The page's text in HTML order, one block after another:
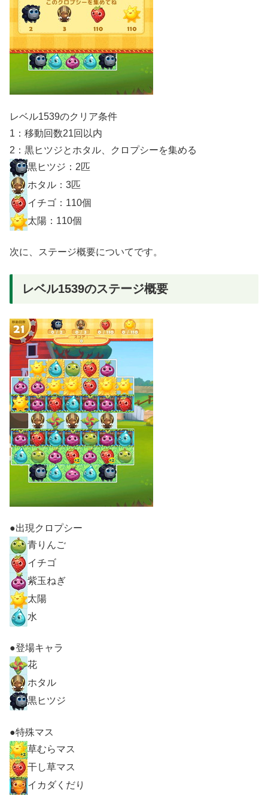
レベル1539のクリア条件
1：移動回数21回以内
2：黒ヒツジとホタル、クロプシーを集める
黒ヒツジ：2匹
ホタル：3匹
イチゴ：110個
太陽：110個
次に、ステージ概要についてです。
レベル1539のステージ概要
●出現クロプシー
青りんご
イチゴ
紫玉ねぎ
太陽
水
●登場キャラ
花
ホタル
黒ヒツジ
●特殊マス
草むらマス
干し草マス
イカダくだり